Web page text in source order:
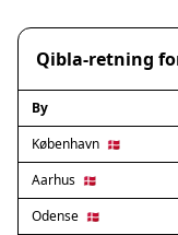
Qibla-retning
By
København 🇩🇰
Aarhus 🇩🇰
Odense 🇩🇰